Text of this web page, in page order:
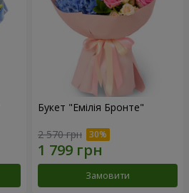
Букет "Емілія Бронте"
2 570 грн
Замовити